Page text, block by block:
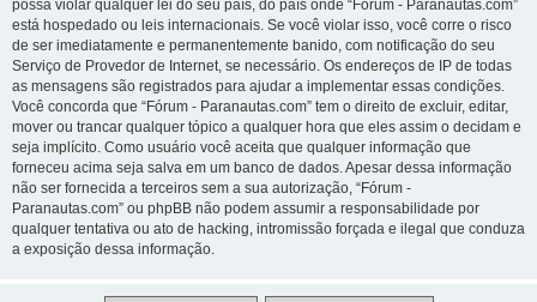
possa violar qualquer lei do seu país, do país onde “Fórum - Paranautas.com”
está hospedado ou leis internacionais. Se você violar isso, você corre o risco
de ser imediatamente e permanentemente banido, com notificação do seu
Serviço de Provedor de Internet, se necessário. Os endereços de IP de todas
as mensagens são registrados para ajudar a implementar essas condições.
Você concorda que “Fórum - Paranautas.com” tem o direito de excluir, editar,
mover ou trancar qualquer tópico a qualquer hora que eles assim o decidam e
seja implícito. Como usuário você aceita que qualquer informação que
forneceu acima seja salva em um banco de dados. Apesar dessa informação
não ser fornecida a terceiros sem a sua autorização, “Fórum -
Paranautas.com” ou phpBB não podem assumir a responsabilidade por
qualquer tentativa ou ato de hacking, intromissão forçada e ilegal que conduza
a exposição dessa informação.